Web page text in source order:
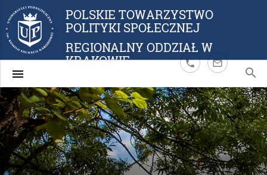
POLSKIE TOWARZYSTWO
POLITYKI SPOŁECZNEJ
phone mail_outline
search
menu